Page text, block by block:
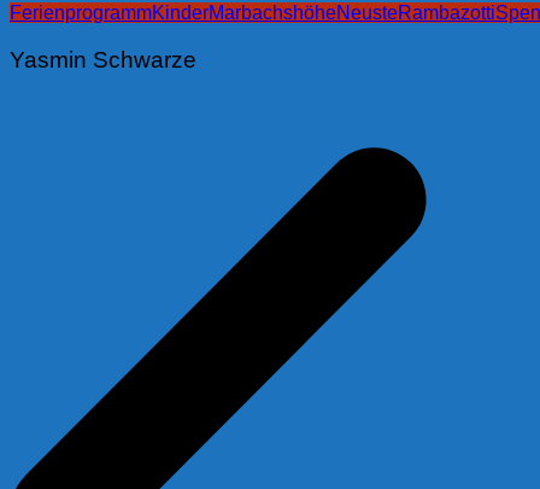
FerienprogrammKinderMarbachshöheNeusteRambazotti
Yasmin Schwarze